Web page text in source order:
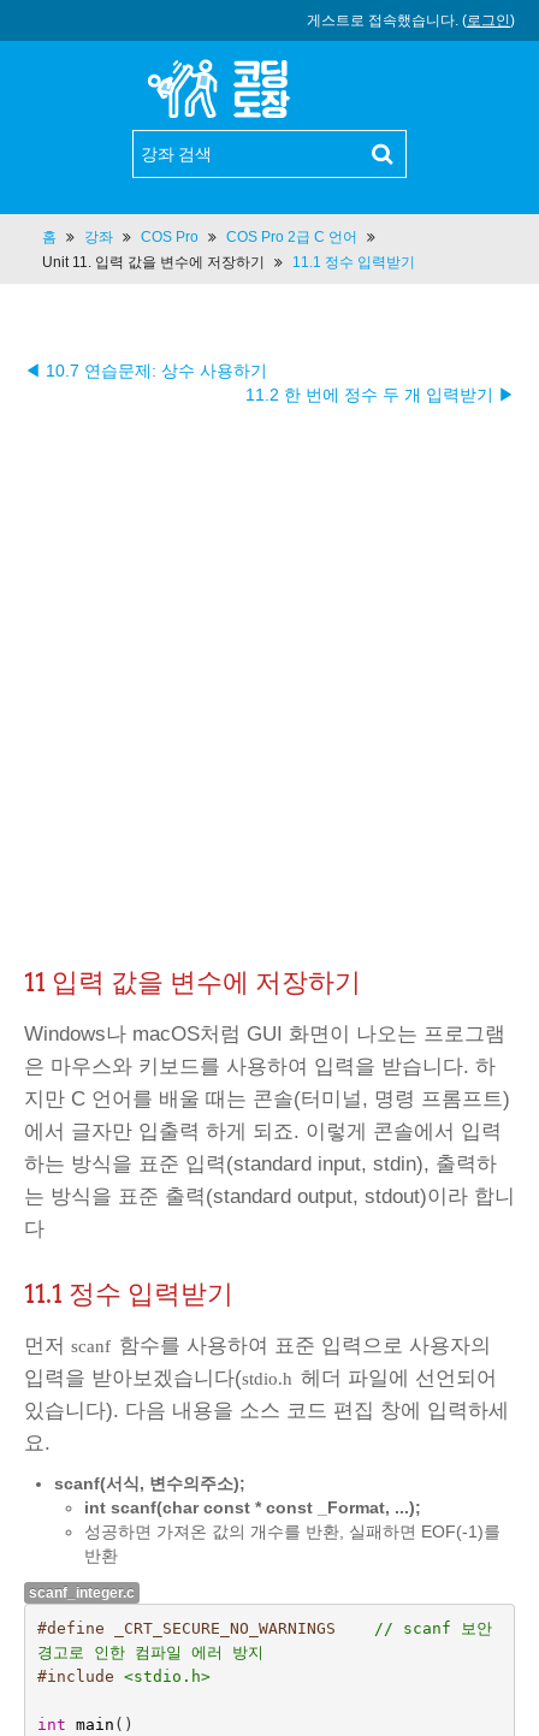
게스트로 접속했습니다. (로그인)
홈 강좌 COS Pro
COS Pro 2급 C 언어
Unit 11. 입력 값을 변수에 저장하기
11.1 정수 입력받기
◀ 10.7 연습문제: 상수 사용하기
11.2 한 번에 정수 두 개 입력받기 ▶︎
11 입력 값을 변수에 저장하기
Windows나 macOS처럼 GUI 화면이 나오는 프로그램
은 마우스와 키보드를 사용하여 입력을 받습니다. 하
지만 C 언어를 배울 때는 콘솔(터미널, 명령 프롬프트)
에서 글자만 입출력 하게 되죠. 이렇게 콘솔에서 입력
하는 방식을 표준 입력(standard input, stdin), 출력하
는 방식을 표준 출력(standard output, stdout)이라 합니
다
11.1 정수 입력받기
먼저 scanf 함수를 사용하여 표준 입력으로 사용자의
입력을 받아보겠습니다(stdio.h 헤더 파일에 선언되어
있습니다). 다음 내용을 소스 코드 편집 창에 입력하세
요.
scanf(서식, 변수의주소);
int scanf(char const * const _Format, ...);
성공하면 가져온 값의 개수를 반환, 실패하면 EOF(-1)를
반환
scanf_integer.c
#define _CRT_SECURE_NO_WARNINGS
// scanf 보안
경고로 인한 컴파일 에러 방지
#include <stdio.h>
int main ()